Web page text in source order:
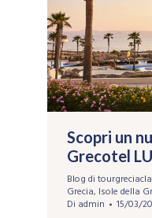
Scopri un
Grecotel
Blog di
Grecia, Isole della
Di admin 15/03/